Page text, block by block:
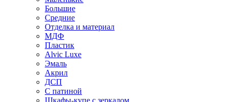
Большие
Средние
Отделка и материал
МДФ
Пластик
Alvic Luxe
Эмаль
Акрил
ДСП
С патиной
Шкафы-купе с зеркалом